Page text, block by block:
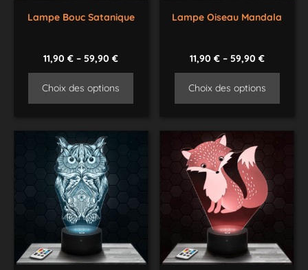
Lampe Bouc Satanique
11,90€ –59,90€
Choix des options
Lampe Oiseau Mandala
11,90 €– 59,90 €
Choix des options